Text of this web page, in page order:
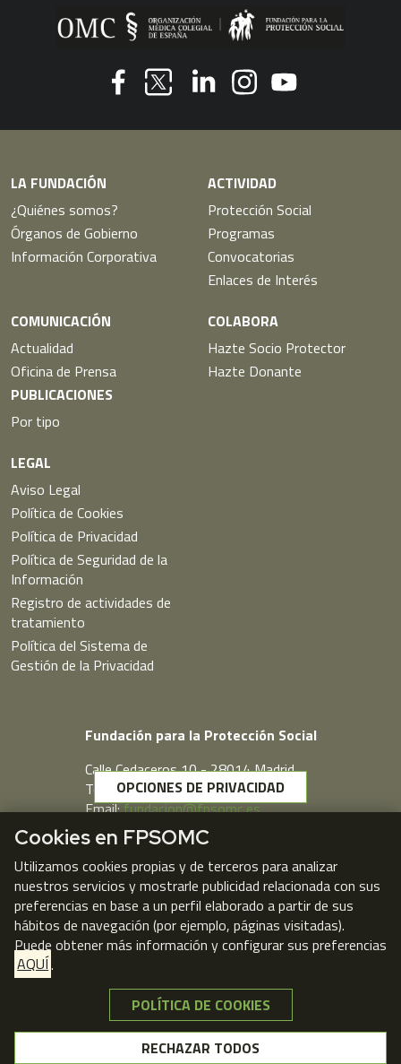
LA FUNDACIÓN
¿Quiénes somos?
Órganos de Gobierno
Información Corporativa
ACTIVIDAD
Protección Social
Programas
Convocatorias
Enlaces de Interés
COMUNICACIÓN
Actualidad
Oficina de Prensa
PUBLICACIONES
Por tipo
COLABORA
Hazte Socio Protector
Hazte Donante
LEGAL
Aviso Legal
Política de Cookies
Política de Privacidad
Política de Seguridad de la
Información
Registro de actividades de
tratamiento
Política del Sistema de
Gestión de la Privacidad
Fundación para la Protección Social
Calle Cedaceros,10 - 28014 Madrid
Telf. 91 431 77 80
Email:fundacion@fpsomc.es
Webmail
OPCIONES DE PRIVACIDAD
Cookies en FPSOMC
Utilizamos cookies propias y de terceros para analizar
nuestros servicios y mostrarle publicidad relacionada con sus
preferencias en base a un perfil elaborado a partir de sus
hábitos de navegación (por ejemplo, páginas visitadas).
Puede obtener más información y configurar sus preferencias
AQUÍ.
POLÍTICA DE COOKIES
RECHAZAR TODOS
NO, GRACIAS